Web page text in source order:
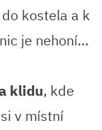
kostela a k
je nehoní…
klidu, kde
v místní